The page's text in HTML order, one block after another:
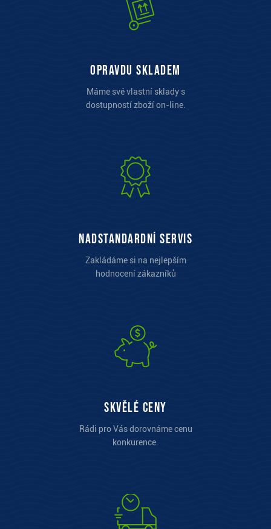
opravdu skladem
Máme své vlastní sklady s
dostupností zboží on-line.
Nadstandardní servis
Zakládáme si na nejlepším
hodnocení zákazníků
Skvělé ceny
Rádi pro Vás dorovnáme cenu
konkurence.